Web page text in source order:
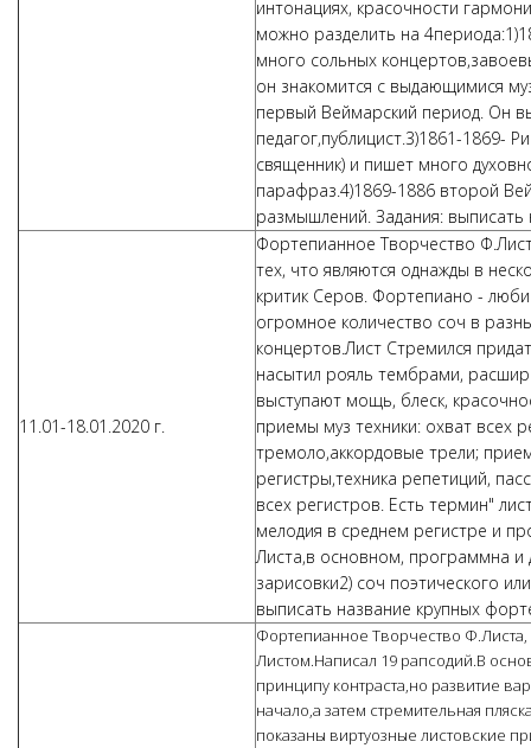
интонациях, красочности
можно разделить на
много сольных
он знакомится с выдающимися
первый Веймарский период. Он
педагог,публицист.3)1861-1869-
священник) и пишет много
парафраз.4)1869-1886 второй
размышлений. Задания: выписать
11.01-18.01.2020 г.
Фортепианное Творчество
тех, что являются однажды в
критик Серов. Фортепиано -
огромное количество соч в
концертов.Лист Стремился
насытил рояль тембрами,
выступают мощь, блеск,
приемы муз техники: охват всех
тремоло,аккордовые трели;
регистры,техника репетиций,
всех регистров. Есть термин"
мелодия в среднем регистре и
Листа,в основном, программна и
зарисовки2) соч поэтического
выписать название крупных
Фортепианное Творчество
Листом.Написал 19 рапсодий.В
принципу контраста,но развитие
начало,а затем стремительная
показаны виртуозные листовские